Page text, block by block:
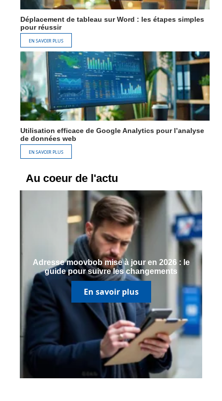
Déplacement de tableau sur Word : les étapes simples
pour réussir
EN SAVOIR PLUS
Utilisation efficace de Google Analytics pour l’analyse
de données web
EN SAVOIR PLUS
Au coeur de l'actu
Adresse moovbob mise à jour en 2026 : le
guide pour suivre les changements
En savoir plus